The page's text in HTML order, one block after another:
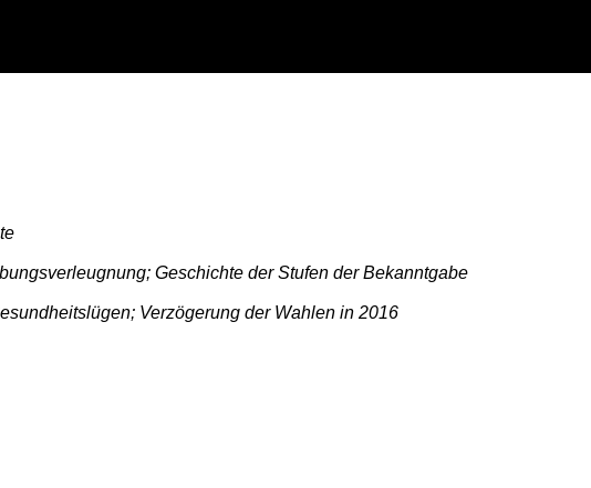
Geschichte der Stufen der Bekanntgabe
Verzögerung der Wahlen in 2016